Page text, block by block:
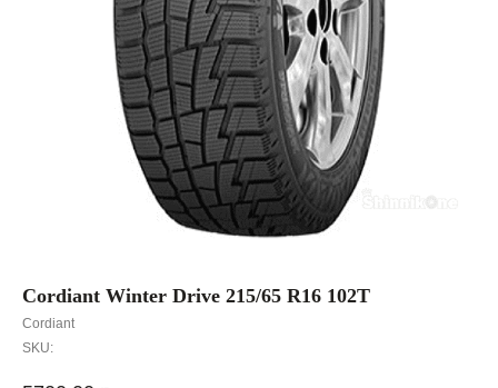
Cordiant Winter Drive 215/65 R16 102T
Cordiant
SKU: